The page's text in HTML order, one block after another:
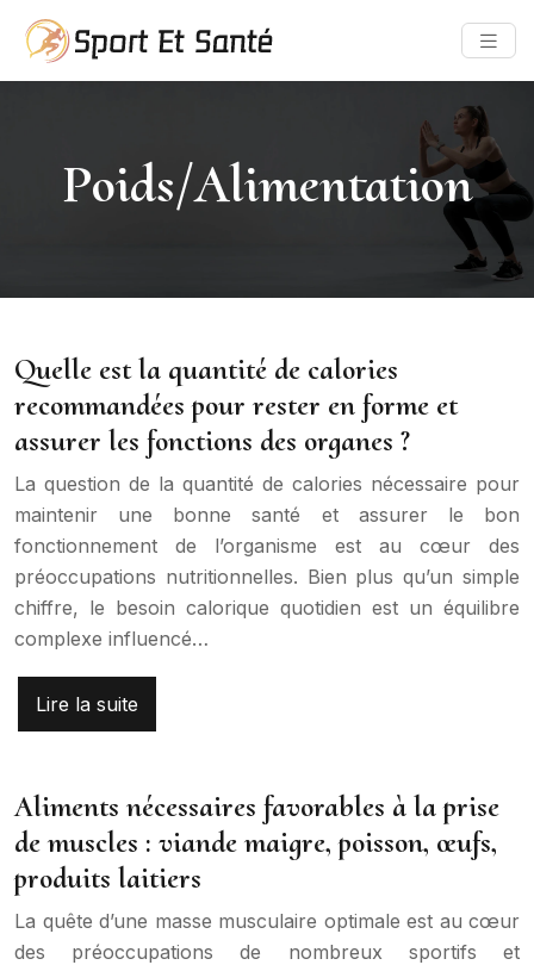
Poids/Alimentation
Quelle est la quantité de calories
recommandées pour rester en forme et
assurer les fonctions des organes ?
La question de la quantité de calories nécessaire pour
maintenir une bonne santé et assurer le bon
fonctionnement de l’organisme est au cœur des
préoccupations nutritionnelles. Bien plus qu’un simple
chiffre, le besoin calorique quotidien est un équilibre
complexe influencé…
Lire la suite
Aliments nécessaires favorables à la prise
de muscles : viande maigre, poisson, œufs,
produits laitiers
La quête d’une masse musculaire optimale est au cœur
des préoccupations de nombreux sportifs et